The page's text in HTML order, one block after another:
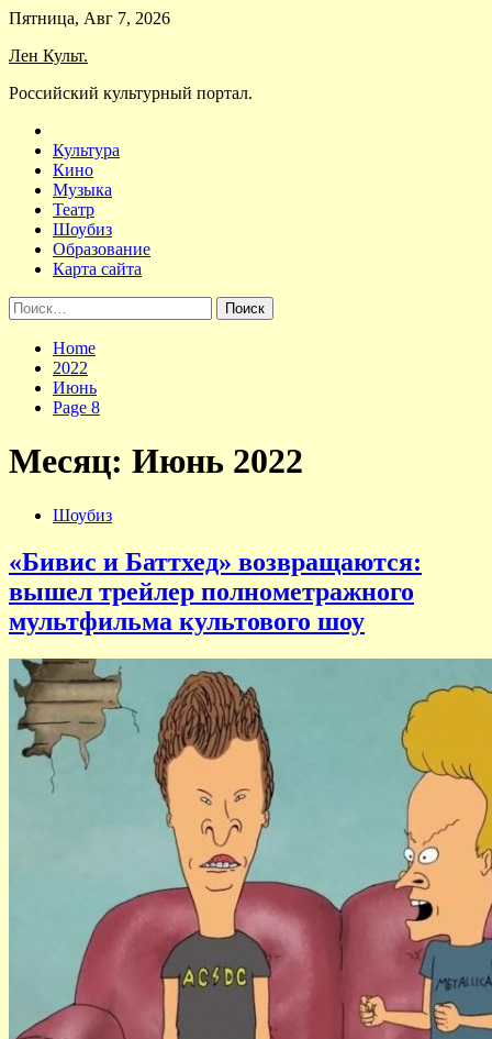
Skip
content
Пятница, Авг 7, 2026
Лен Культ.
Российский культурный портал.
Культура
Кино
Музыка
Театр
Шоубиз
Образование
Карта сайта
Найти:
Home
2022
Июнь
Page 8
Месяц: Июнь 2022
Шоубиз
«Бивис и Баттхед» возвращаются:
вышел трейлер полнометражного
мультфильма культового шоу